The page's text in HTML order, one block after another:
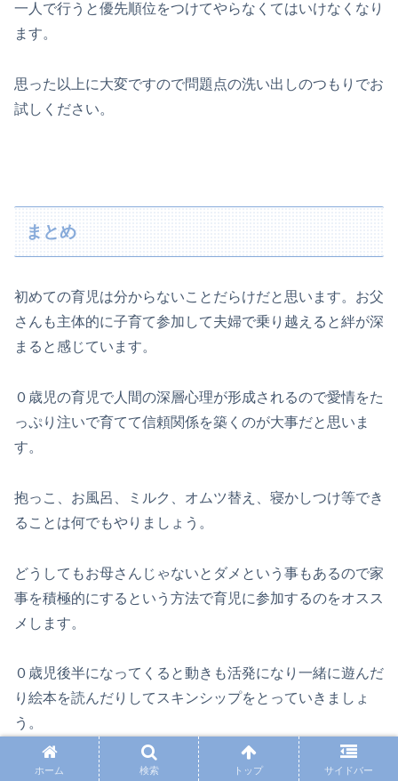
一人で行うと優先順位をつけてやらなくてはいけなくなり
ます。
思った以上に大変ですので問題点の洗い出しのつもりでお
試しください。
まとめ
初めての育児は分からないことだらけだと思います。お父
さんも主体的に子育て参加して夫婦で乗り越えると絆が深
まると感じています。
０歳児の育児で人間の深層心理が形成されるので愛情をた
っぷり注いで育てて信頼関係を築くのが大事だと思いま
す。
抱っこ、お風呂、ミルク、オムツ替え、寝かしつけ等でき
ることは何でもやりましょう。
どうしてもお母さんじゃないとダメという事もあるので家
事を積極的にするという方法で育児に参加するのをオスス
メします。
０歳児後半になってくると動きも活発になり一緒に遊んだ
り絵本を読んだりしてスキンシップをとっていきましょ
う。
夫婦二人だけで保育園の送り迎えをするのならば事前にお
ホーム 検索 トップ サイドバー